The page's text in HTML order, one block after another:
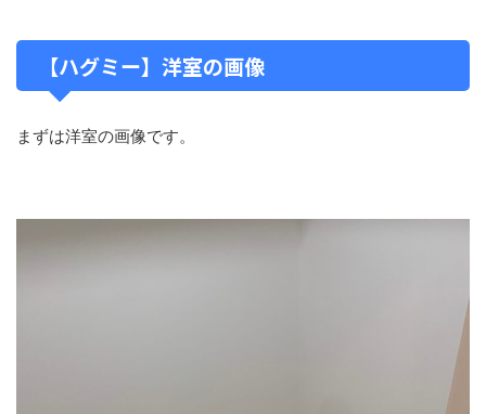
【ハグミー】洋室の画像
まずは洋室の画像です。